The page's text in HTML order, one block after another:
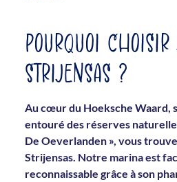
POURQUOI
STRIJENSAS ?
Au cœur du Hoeksche Waard,
entouré des réserves
De Oeverlanden », vous
Strijensas. Notre marina est
reconnaissable grâce à son